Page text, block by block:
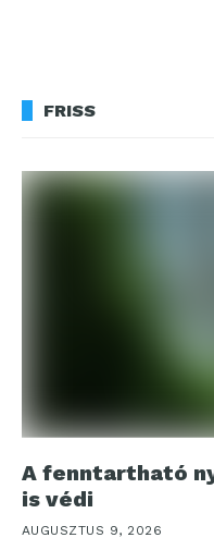
FRISS
A fenntartható
is védi
AUGUSZTUS 9, 2026